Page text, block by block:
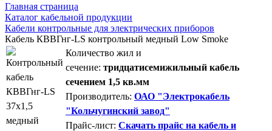
Главная страница
Каталог кабельной продукции
Кабели контрольные для электрических приборов
Кабель КВВГнг-LS контрольный медный Low Smoke
Количество жил и
сечение: тридцатисемижильный кабель
сечением 1,5 кв.мм
Производитель: ОАО "Электрокабель
"Кольчугинский завод"
Прайс-лист: Скачать прайс на кабель и